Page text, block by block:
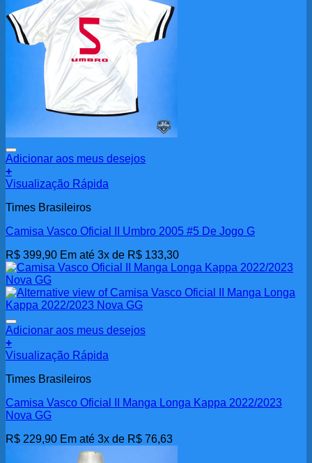
Adicionar aos meus desejos
+
Visualização Rápida
Times Brasileiros
Camisa Vasco Oficial II Umbro 2005 #5 De Jogo G
R$ 399,90 Em até 3x de R$ 133,30
Adicionar aos meus desejos
+
Visualização Rápida
Times Brasileiros
Camisa Vasco Oficial II Manga Longa Kappa 2022/2023
Nova GG
R$ 229,90 Em até 3x de R$ 76,63